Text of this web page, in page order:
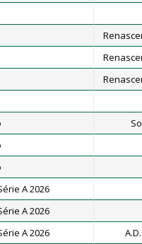
A 2026
A 2026
A 2026